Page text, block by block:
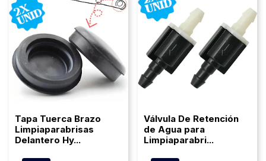
Tapa Tuerca Brazo
Limpiaparabrisas
Delantero Hy...
Válvula De Retención
de Agua para
Limpiaparabri...